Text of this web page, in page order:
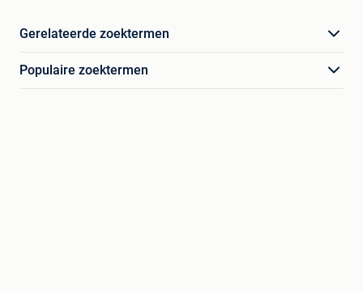
Gerelateerde zoektermen
Populaire zoektermen